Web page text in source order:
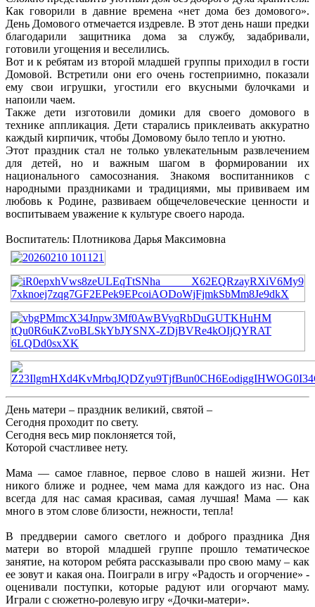
Как говорили в давние времена «нет дома без домового».
День Домового отмечается издревле. В этот день наши предки
благодарили защитника дома за службу, задабривали,
готовили угощения и веселились.
Вот и к ребятам из второй младшей группы приходил в гости
Домовой. Встретили они его очень гостеприимно, показали
ему свои игрушки, угостили его вкусными булочками и
напоили чаем.
Также дети изготовили домики для своего домового в
технике аппликация. Дети старались приклеивать аккуратно
каждый кирпичик, чтобы Домовому было тепло и уютно.
Этот праздник стал не только увлекательным развлечением
для детей, но и важным шагом в формировании их
национального самосознания. Знакомя воспитанников с
народными праздниками и традициями, мы прививаем им
любовь к Родине, развиваем общечеловеческие ценности и
воспитываем уважение к культуре своего народа.
Воспитатель: Плотникова Дарья Максимовна
День матери – праздник великий, святой –
Сегодня проходит по свету.
Сегодня весь мир поклоняется той,
Которой счастливее нету.
Мама — самое главное, первое слово в нашей жизни. Нет
никого ближе и роднее, чем мама для каждого из нас. Она
всегда для нас самая красивая, самая лучшая! Мама — как
много в этом слове близости, нежности, тепла!
В преддверии самого светлого и доброго праздника Дня
матери во второй младшей группе прошло тематическое
занятие, на котором ребята рассказывали про свою маму – как
ее зовут и какая она. Поиграли в игру «Радость и огорчение» -
оценивали поступки, которые радуют или огорчают маму.
Играли с сюжетно-ролевую игру «Дочки-матери».